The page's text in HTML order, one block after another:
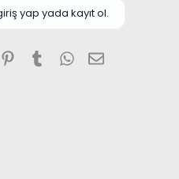
yap yada kayıt ol.
Pinterest
TumblrWhatsApp
E-posta